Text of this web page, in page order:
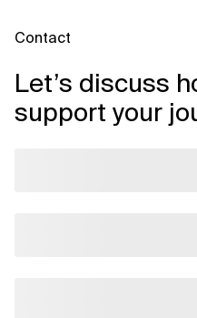
Contact
Let’s discuss
support your